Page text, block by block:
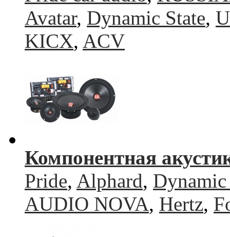
Avatar, Dynamic State,
KICX, ACV
Компонентная
Pride, Alphard, Dynamic
AUDIO NOVA, Hertz,